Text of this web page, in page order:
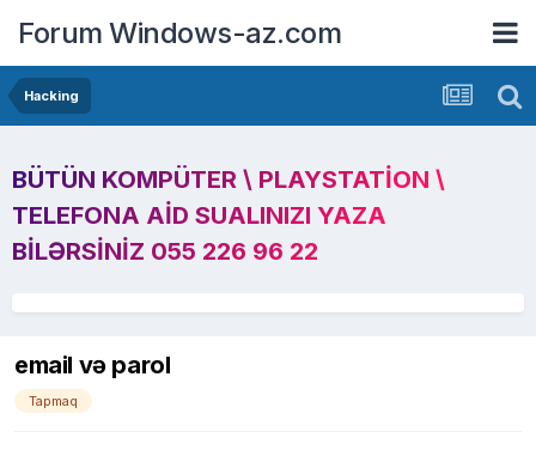
Forum Windows-az.com
Hacking
BÜTÜN KOMPÜTER \ PLAYSTATION \
TELEFONA AID SUALINIZI YAZA
BILƏRSINIZ 055 226 96 22
email və parol
Tapmaq